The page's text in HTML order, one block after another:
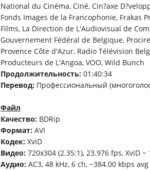
National du Cinéma, Ciné, Cin?axe
Fonds Images de la Francophonie, Frakas
Films, La Direction de L'Audiovisual de
Gouvernement Fédéral de Belgique,
Provence Côte d'Azur, Radio Télévision
Producteurs de L'Angoa, VOO, Wild Bunch
Продолжительность: 01:40:34
Перевод: Профессиональный
Файл
Качество: BDRip
Формат: AVI
Кодек: XviD
Видео: 720x304 (2.35:1), 23.976 fps, XviD
Аудио: AC3, 48 kHz, 6 ch, ~384.00 kbps